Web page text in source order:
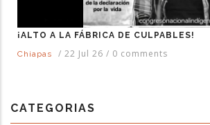
¡ALTO A LA FÁBRICA DE CULPABLES!
Chiapas
/ 22 Jul 26 / 0 comments
CATEGORIAS